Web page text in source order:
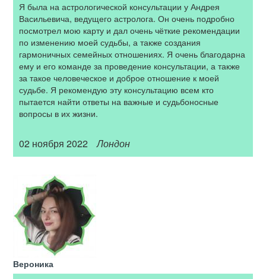
Я была на астрологической консультации у Андрея
Васильевича, ведущего астролога. Он очень подробно
посмотрел мою карту и дал очень чёткие рекомендации
по изменению моей судьбы, а также создания
гармоничных семейных отношениях. Я очень благодарна
ему и его команде за проведение консультации, а также
за такое человеческое и доброе отношение к моей
судьбе. Я рекомендую эту консультацию всем кто
пытается найти ответы на важные и судьбоносные
вопросы в их жизни.
02 ноября 2022 Лондон
Вероника